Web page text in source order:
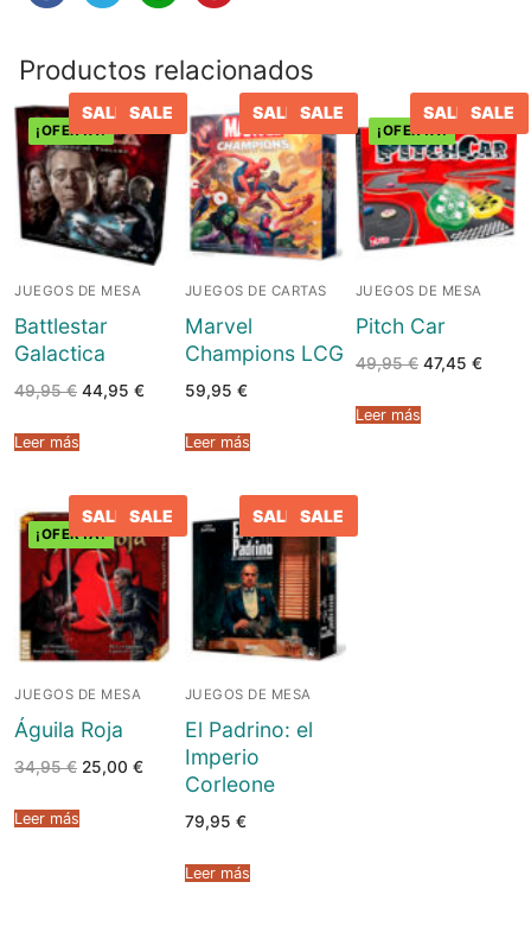
Productos relacionados
¡OFERTA!
JUEGOS DE MESA
SALE SALE
Battlestar
Galactica
49,95€ El
precio
44,95 €El
44,95 €.
Leer más
JUEGOS DE CARTAS
SALE SALE
Marvel
Champions LCG
59,95 €
Leer más
¡OFERTA!
JUEGOS DE MESA
SALE SALE
Pitch Car
49,95€ El
precio
47,45 €El
Leer más
¡OFERTA!
JUEGOS DE MESA
SALE SALE
Águila Roja
34,95€ El
precio
25,00 €El
precio
actual
25,00 €.
Leer más
JUEGOS DE MESA
SALE SALE
El Padrino: el
Imperio
Corleone
79,95 €
Leer más